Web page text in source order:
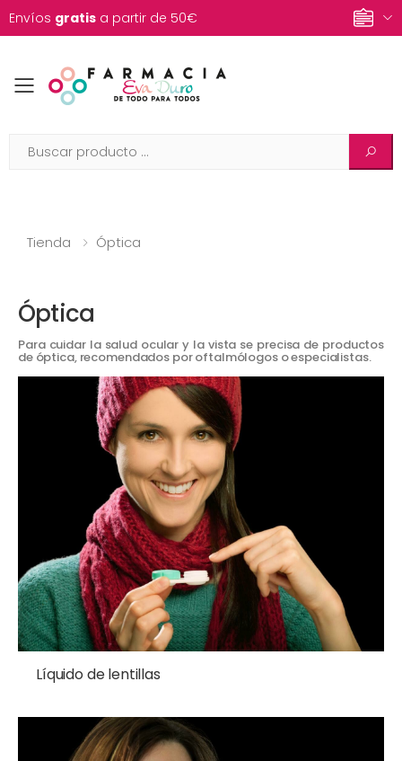
Envíos gratis a partir de 50€
Toggle mobile menu
Tienda Óptica
Óptica
Para cuidar la salud ocular y la vista se precisa de productos
de óptica, recomendados por oftalmólogos o especialistas.
Líquido de lentillas